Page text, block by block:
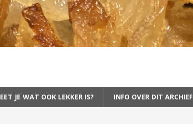
JE WAT OOK LEKKER IS? INFO OVER DIT ARCHIEF